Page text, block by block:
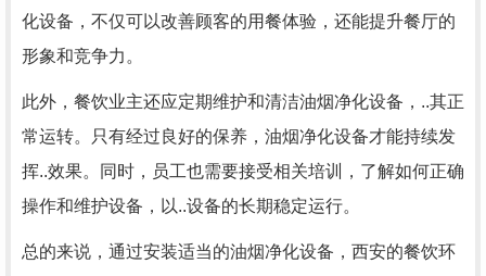
化设备，不仅可以改善顾客的用餐体验，还能提升餐厅的
形象和竞争力。
此外，餐饮业主还应定期维护和清洁油烟净化设备，..其正
常运转。只有经过良好的保养，油烟净化设备才能持续发
挥..效果。同时，员工也需要接受相关培训，了解如何正确
操作和维护设备，以..设备的长期稳定运行。
总的来说，通过安装适当的油烟净化设备，西安的餐饮环